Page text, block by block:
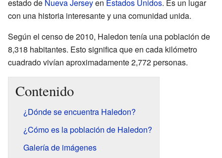
estado de Nueva Jerseyen Estados Unidos. Es un lugar
con una historia interesante y una comunidad unida.
Según el censo de 2010, Haledon tenía una población de
8,318 habitantes. Esto significa que en cada kilómetro
cuadrado vivían aproximadamente 2,772 personas.
Contenido
¿Dónde se encuentra Haledon?
¿Cómo es la población de Haledon?
Galería de imágenes